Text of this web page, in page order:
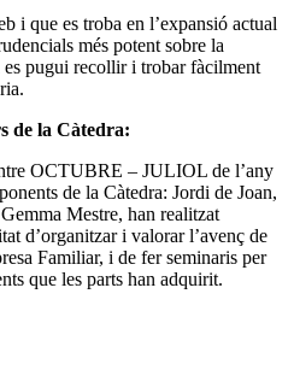
i que es troba en l’expansió actual
més potent sobre la
es pugui recollir i trobar fàcilment
de la Càtedra:
OCTUBRE – JULIOL de l’any
de la Càtedra: Jordi de Joan,
Mestre, han realitzat
d’organitzar i valorar l’avenç de
Familiar, i de fer seminaris per
que les parts han adquirit.